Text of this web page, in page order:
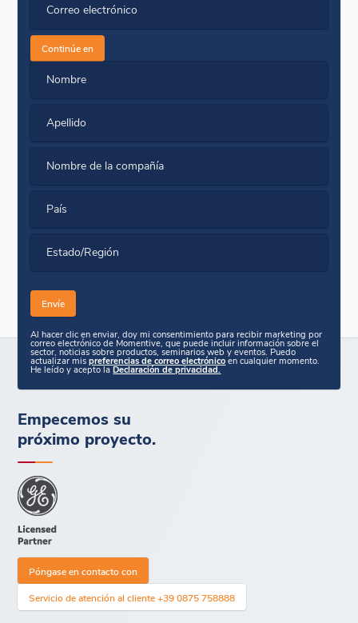
Correo electrónico
Continúe en
Nombre
Apellido
Nombre de la compañía
País
Estado/Región
Al hacer clic en enviar, doy mi consentimiento para recibir marketing por
correo electrónico de Momentive, que puede incluir información sobre el
sector, noticias sobre productos, seminarios web y eventos. Puedo
actualizar mispreferencias de correo electrónico en cualquier momento.
He leído y acepto laDeclaración de privacidad.
Empecemos su
próximo proyecto.
Póngase en contacto con
Servicio de atención al cliente +39 0875 758888